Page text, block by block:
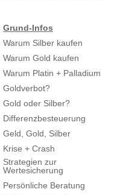
Grund-Infos
Warum Silber kaufen
Warum Gold kaufen
Warum Platin + Palladium
Goldverbot?
Gold oder Silber?
Differenzbesteuerung
Geld, Gold, Silber
Krise + Crash
Strategien zur
Wertesicherung
Persönliche Beratung